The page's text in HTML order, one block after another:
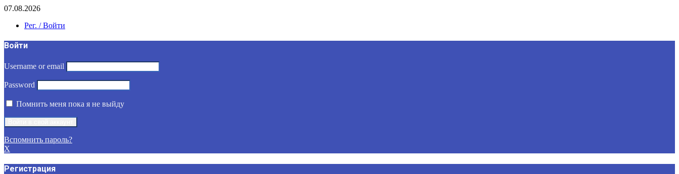
07.08.2026
Рег. / Войти
Войти
Username or email
Password
Помнить меня пока я не выйду
Вспомнить пароль?
X
Регистрация